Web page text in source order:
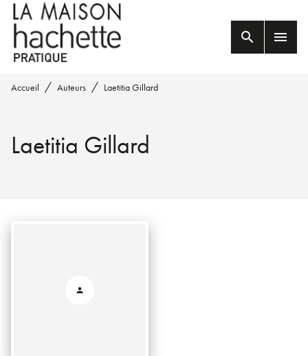
MENU RECHERCHE
PIED DE PAGE
search menu
Accueil / Auteurs / Laetitia Gillard
Laetitia Gillard